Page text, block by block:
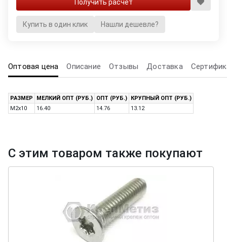
Купить в один клик Нашли дешевле?
Оптовая цена Описание Отзывы Доставка
РАЗМЕР МЕЛКИЙ ОПТ (РУБ.) ОПТ (РУБ.)
КРУПНЫЙ ОПТ (РУБ.)
M2x10
16.40 14.76 13.12
С этим товаром также покупают